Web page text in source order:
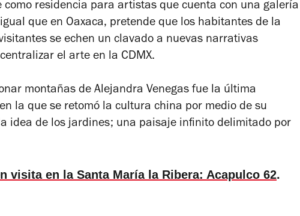
como residencia para artistas que cuenta con una galería
que en Oaxaca, pretende que los habitantes de la
se echen un clavado a nuevas narrativas
el arte en la CDMX.
montañas de Alejandra Venegas fue la última
la que se retomó la cultura china por medio de su
idea de los jardines; una paisaje infinito delimitado por
visita en la Santa María la Ribera: Acapulco 62.